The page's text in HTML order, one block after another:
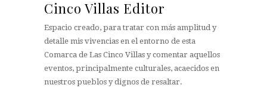
Cinco Villas Editor
Espacio creado, para tratar con más amplitud y
detalle mis vivencias en el entorno de esta
Comarca de Las Cinco Villas y comentar aquellos
eventos, principalmente culturales, acaecidos en
nuestros pueblos y dignos de resaltar.